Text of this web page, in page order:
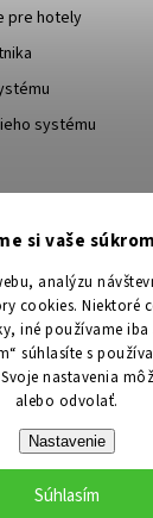
si vaše
analýzu
cookies. Niektoré
iné používame iba
súhlasíte s
nastavenia
alebo odvolať.
Nastavenie
Súhlasím
pre hotely
systému